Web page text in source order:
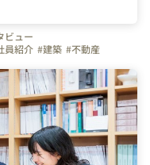
ビュー
員紹介 #建築 #不動産